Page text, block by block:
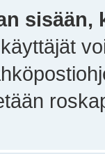
sisään,